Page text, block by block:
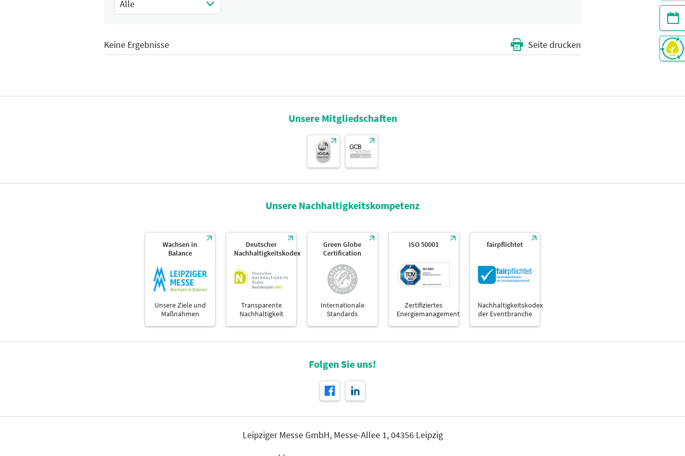
Alle
Keine Ergebnisse
Seite drucken
Unsere Mitgliedschaften
Unsere Nachhaltigkeitskompetenz
Wachsen in
Balance
Unsere Ziele und
Maßnahmen
Deutscher
Nachhaltigkeitskodex
Transparente
Nachhaltigkeit
Green Globe
Certification
Internationale
Standards
ISO 50001
Zertifiziertes
Energiemanagement
fairpflichtet
Nachhaltigkeitskodex
der Eventbranche
Folgen Sie uns!
Leipziger Messe GmbH, Messe-Allee 1, 04356 Leipzig